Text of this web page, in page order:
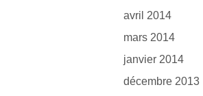
avril 2014
mars 2014
janvier 2014
décembre 2013